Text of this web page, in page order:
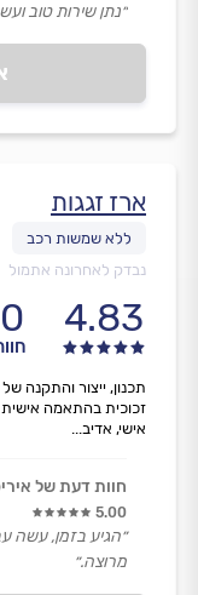
״נתן שירות טוב
ארז זגגות
נבדק לאחרונה אתמול
4.83
תכנון, ייצור והתקנה
זכוכית בהתאמה אישית
אישי, אדיב...
חוות דעת של
5.00
״הגיע בזמן, עשה
מרוצה.״